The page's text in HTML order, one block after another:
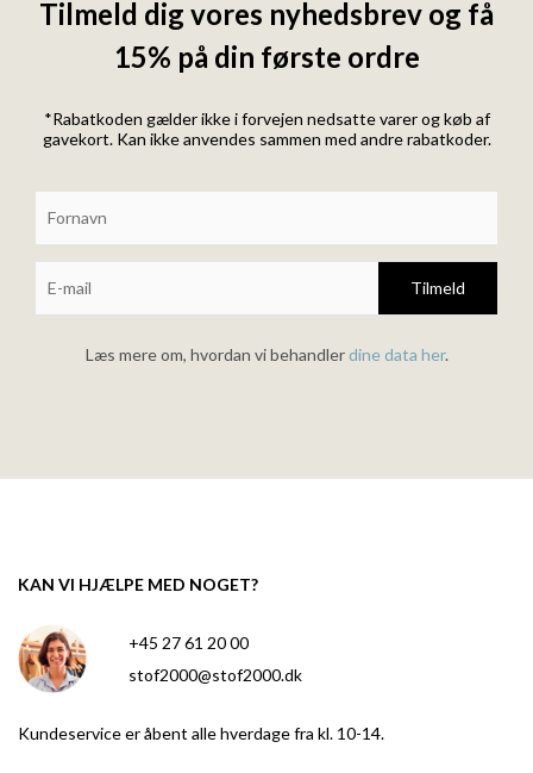
Tilmeld dig vores nyhedsbrev og få
15% på din første ordre
*Rabatkoden gælder ikke i forvejen nedsatte varer og køb af
gavekort. Kan ikke anvendes sammen med andre rabatkoder.
Tilmeld
Læs mere om, hvordan vi behandlerdine data her.
KAN VI HJÆLPE MED NOGET?
+45 27 61 20 00
stof2000@stof2000.dk
Kundeservice er åbent alle hverdage fra kl. 10-14.